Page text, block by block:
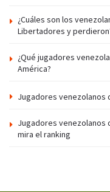
¿Cuáles son los
Libertadores y
¿Qué jugadores
América?
Jugadores venezolanos
Jugadores venezolanos
mira el ranking